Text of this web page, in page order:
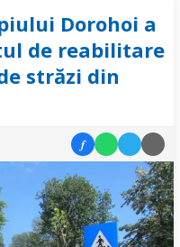
Dorohoi a
de reabilitare
străzi din
f